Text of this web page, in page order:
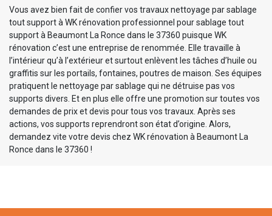
Vous avez bien fait de confier vos travaux nettoyage par sablage
tout support à WK rénovation professionnel pour sablage tout
support à Beaumont La Ronce dans le 37360 puisque WK
rénovation c’est une entreprise de renommée. Elle travaille à
l’intérieur qu’à l’extérieur et surtout enlèvent les tâches d’huile ou
graffitis sur les portails, fontaines, poutres de maison. Ses équipes
pratiquent le nettoyage par sablage qui ne détruise pas vos
supports divers. Et en plus elle offre une promotion sur toutes vos
demandes de prix et devis pour tous vos travaux. Après ses
actions, vos supports reprendront son état d’origine. Alors,
demandez vite votre devis chez WK rénovation à Beaumont La
Ronce dans le 37360 !